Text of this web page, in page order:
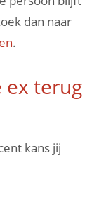
dan naar
.
ex terug
kans jij